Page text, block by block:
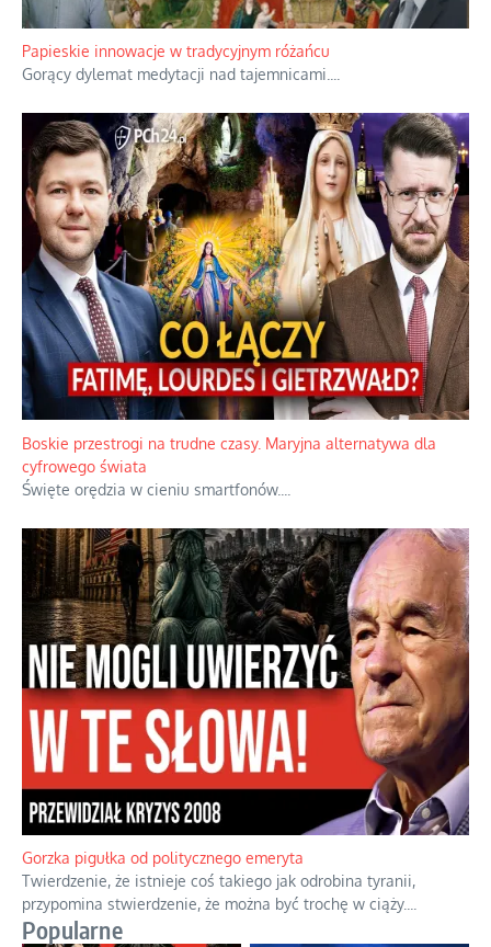
Papieskie innowacje w tradycyjnym różańcu
Gorący dylemat medytacji nad tajemnicami.
Boskie przestrogi na trudne czasy. Maryjna alternatywa dla
cyfrowego świata
Święte orędzia w cieniu smartfonów.
Gorzka pigułka od politycznego emeryta
Twierdzenie, że istnieje coś takiego jak odrobina tyranii,
przypomina stwierdzenie, że można być trochę w ciąży.
Popularne